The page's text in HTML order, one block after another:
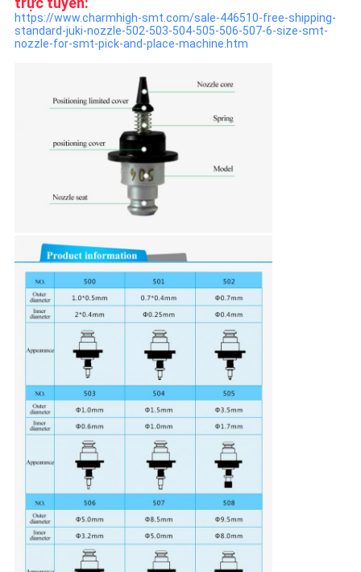
https://www.charmhigh-smt.com/sale-446510-free-shipping-
standard-juki-nozzle-502-503-504-505-506-507-6-size-smt-
nozzle-for-smt-pick-and-place-machine.htm